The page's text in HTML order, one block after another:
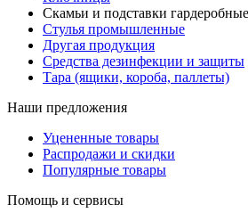
Скамьи и подставки гардеробные
Стулья промышленные
Другая продукция
Средства дезинфекции и защиты
Тара (ящики, короба, паллеты)
Наши предложения
Уцененные товары
Распродажи и скидки
Популярные товары
Помощь и сервисы